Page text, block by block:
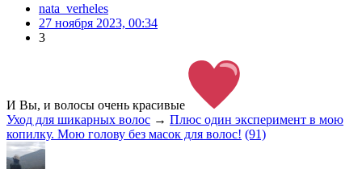
nata_verheles
27 ноября 2023, 00:34
3
И Вы, и волосы очень красивые
Уход для шикарных волос → Плюс один эксперимент в мою
копилку. Мою голову без масок для волос! (91)